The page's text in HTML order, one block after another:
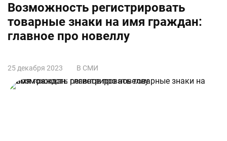
Возможность регистрировать
товарные знаки на имя граждан:
главное про новеллу
25 декабря 2023 В СМИ